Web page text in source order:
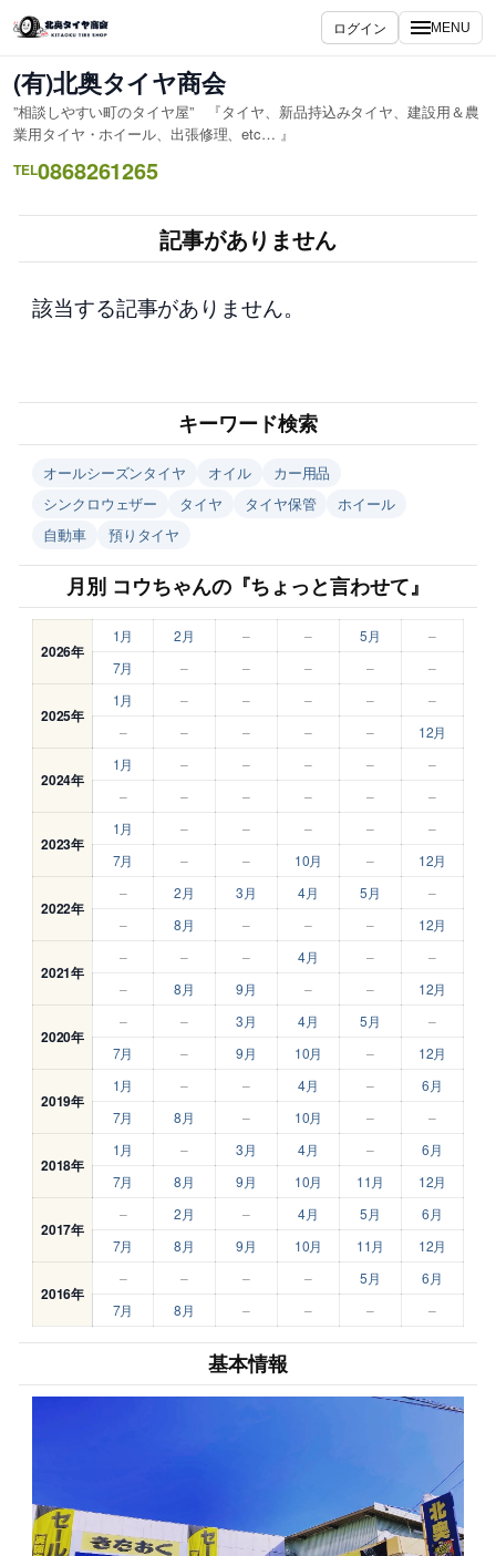
容
を
ス
キ
ッ
プ
ログイン MENU
(有)北奥タイヤ商会
”相談しやすい町のタイヤ屋” 『タイヤ、新品持込みタイヤ、建設用＆農
業用タイヤ・ホイール、出張修理、etc… 』
TEL0868261265
記事がありません
該当する記事がありません。
キーワード検索
オールシーズンタイヤ オイル
カー用品
シンクロウェザー
タイヤ タイヤ保管
ホイール
自動車
預りタイヤ
月別 コウちゃんの『ちょっと言わせて』
2026年
1月 2月 – – 5月
–
7月
– – – – –
2025年
1月 – – – –
–
–
– – – – 12月
2024年
1月 – – – –
–
–
– – – – –
2023年
1月 – – – –
–
7月
– – 10月 – 12月
2022年
– 2月 3月 4月 5月
–
–
8月 – – – 12月
2021年
– – – 4月 –
–
–
8月 9月 – – 12月
2020年
– – 3月 4月 5月
–
7月
– 9月 10月 – 12月
2019年
1月 – – 4月 –
6月
7月
8月 – 10月 – –
2018年
1月 – 3月 4月 –
6月
7月
8月 9月 10月 11月 12月
2017年
– 2月 – 4月 5月
6月
7月
8月 9月 10月 11月 12月
2016年
– – – – 5月
6月
7月
8月 – – – –
基本情報